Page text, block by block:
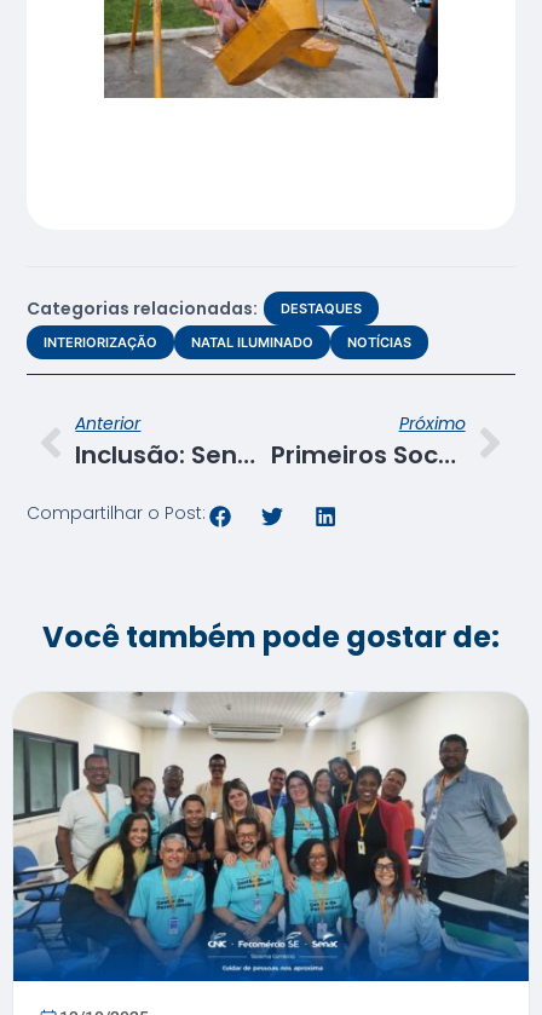
Categorias relacionadas:
DESTAQUES
INTERIORIZAÇÃO
NATAL ILUMINADO NOTÍCIAS
Anterior
Inclusão: Senac SE forma seis novos técnicos de Rádio e TV, sendo dois autistas
Próximo
Primeiros Socorros: Alunos de técnico em enfermagem realizam simulação realística
Compartilhar o Post:
Você também pode gostar de: